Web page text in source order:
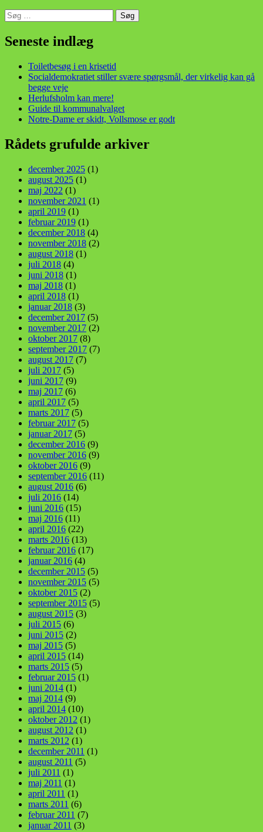
Søg
efter:
Seneste indlæg
Toiletbesøg i en krisetid
Socialdemokratiet stiller svære spørgsmål, der virkelig kan gå
begge veje
Herlufsholm kan mere!
Guide til kommunalvalget
Notre-Dame er skidt, Vollsmose er godt
Rådets grufulde arkiver
december 2025 (1)
august 2025 (1)
maj 2022 (1)
november 2021 (1)
april 2019 (1)
februar 2019 (1)
december 2018 (4)
november 2018 (2)
august 2018 (1)
juli 2018 (4)
juni 2018 (1)
maj 2018 (1)
april 2018 (1)
januar 2018 (3)
december 2017 (5)
november 2017 (2)
oktober 2017 (8)
september 2017 (7)
august 2017 (7)
juli 2017 (5)
juni 2017 (9)
maj 2017 (6)
april 2017 (5)
marts 2017 (5)
februar 2017 (5)
januar 2017 (5)
december 2016 (9)
november 2016 (9)
oktober 2016 (9)
september 2016 (11)
august 2016 (6)
juli 2016 (14)
juni 2016 (15)
maj 2016 (11)
april 2016 (22)
marts 2016 (13)
februar 2016 (17)
januar 2016 (4)
december 2015 (5)
november 2015 (5)
oktober 2015 (2)
september 2015 (5)
august 2015 (3)
juli 2015 (6)
juni 2015 (2)
maj 2015 (5)
april 2015 (14)
marts 2015 (5)
februar 2015 (1)
juni 2014 (1)
maj 2014 (9)
april 2014 (10)
oktober 2012 (1)
august 2012 (1)
marts 2012 (1)
december 2011 (1)
august 2011 (5)
juli 2011 (1)
maj 2011 (1)
april 2011 (1)
marts 2011 (6)
februar 2011 (7)
januar 2011 (3)